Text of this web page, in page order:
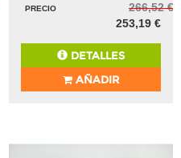
PRECIO
266,52 €
253,19 €
DETALLES
AÑADIR